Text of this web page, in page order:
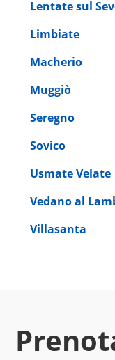
Lentate sul
Limbiate
Macherio
Muggiò
Seregno
Sovico
Usmate Velate
Vedano al
Villasanta